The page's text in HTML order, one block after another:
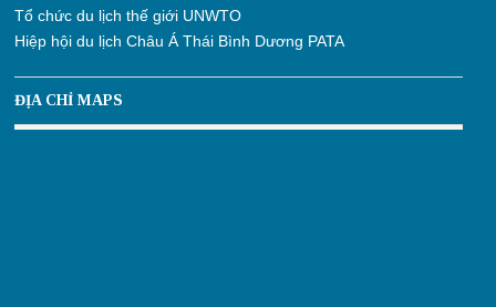
Tổ chức du lịch thế giới UNWTO
Hiệp hội du lịch Châu Á Thái Bình Dương PATA
ĐỊA CHỈ MAPS